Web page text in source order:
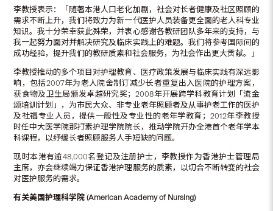
李教授表示：「随著本港人口老化加剧，社会对长者健康及社区照顾的
需求不断上升，我们将致力为新一代医护人员装备更全面的老人科专业
知识。我十分荣幸获此殊荣，并衷心感谢各教研团队多年来的支持，与
我一起努力面对并解决研究及临床实践上的难题。我们将参考国际间的
成功经验，提升我们的教研质素和社会服务，为社会作出更大贡献。」
李教授推动的多个项目对护理教育、医疗政策发展与临床实践有深远影
响，包括2007年为老人院舍制订减少长者重复出入医院的护理方案，
获食物及卫生局颁发卓越研究奖；2008年开展跨学科教育计划「流金
颂培训计划」，为市民大众、非专业老年照顾者及从事护老工作的医护
及社福专业人员，提供一般性及专业性的老年学教育；2012年李教授
时任中大医学院那打素护理学院院长，推动学院开办全港首个老年学本
科课程，以纾缓长者照顾服务人手短缺的问题。
现时本港有逾48,000名登记及注册护士，李教授作为香港护士管理局
主席，亦会继续竭力保证香港护理服务的质素，以切合不断转变的社会
对医护服务的需求。
有关美国护理科学院 (American Academy of Nursing)